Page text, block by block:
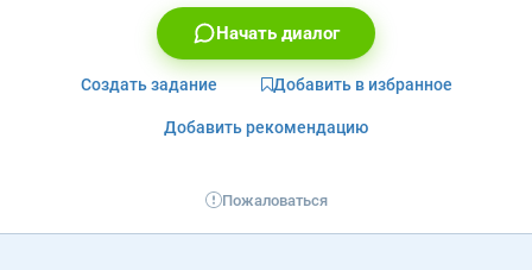
Начать диалог
Создать задание Добавить в избранное
Добавить рекомендацию
Пожаловаться